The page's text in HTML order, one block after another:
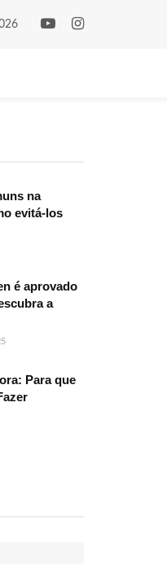
na
evitá-los
é aprovado
a
Para que